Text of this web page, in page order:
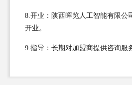
8.开业：陕西晖览人工智能有限公
开业。
9.指导：长期对加盟商提供咨询服